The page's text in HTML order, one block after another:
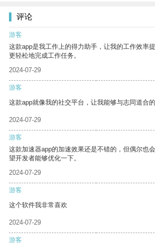
评论
游客
这款app是我工作上的得力助手，让我的工作效率
更轻松地完成工作任务。
2024-07-29
游客
这款app就像我的社交平台，让我能够与志同道合的
2024-07-29
游客
这款加速器app的加速效果还是不错的，但偶尔也
望开发者能够优化一下。
2024-07-29
游客
这个软件我非常喜欢
2024-07-29
游客